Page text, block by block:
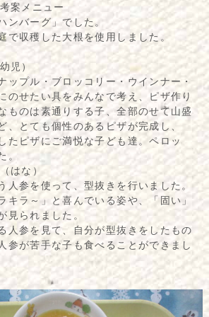
案メニュー
ンバーグ」でした。
で収穫した大根を使用しました。
児）
ップル・ブロッコリー・ウインナー・
のせたい具をみんなで考え、ピザ作り
ものは素通りする子、全部のせて山盛
、とても個性のあるピザが完成し、
たピザにご満悦な子ども達。ペロッ
。
はな）
人参を使って、型抜きを行いました。
キラ～」と喜んでいる姿や、「固い」
見られました。
人参を見て、自分が型抜きをしたもの
参が苦手な子も食べることができまし